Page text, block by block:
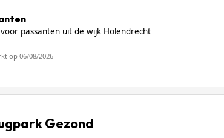
passanten uit de wijk Holendrecht
op 06/08/2026
Gezond